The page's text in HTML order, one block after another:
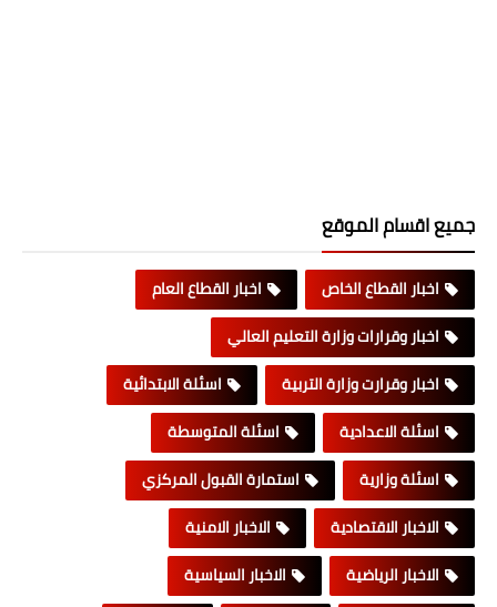
جميع اقسام الموقع
اخبار القطاع الخاص
اخبار القطاع العام
اخبار وقرارات وزارة التعليم العالي
اخبار وقرارت وزارة التربية
اسئلة الابتدائية
اسئلة الاعدادية
اسئلة المتوسطة
اسئلة وزارية
استمارة القبول المركزي
الاخبار الاقتصادية
الاخبار الامنية
الاخبار الرياضية
الاخبار السياسية